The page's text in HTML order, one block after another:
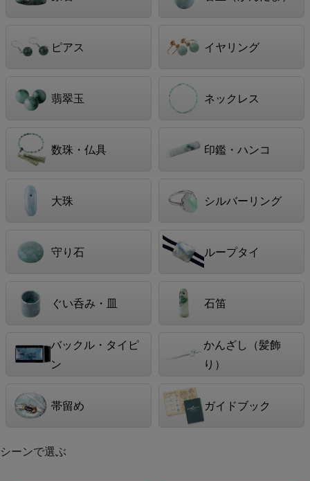
ピアス イヤリング
翡翠玉 ネックレス
数珠・仏具 印鑑・ハンコ
大珠 シルバーリング
守り石 ループタイ
ぐい呑み・皿 石笛
バックル・タイピ
ン
かんざし（髪飾
り）
帯留め ガイドブック
シーンで選ぶ